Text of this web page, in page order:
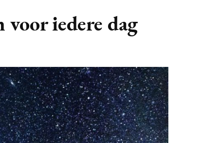
(BULLET) JOURNALLING
GEZOCHT!
INTERVIEWS
NIEUWS
SAMENWERKEN
iedere dag